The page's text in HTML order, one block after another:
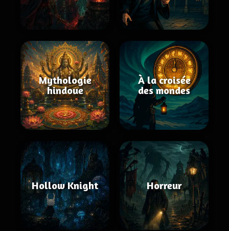
Mythologie
hindoue
À la croisée
des mondes
Hollow Knight Horreur